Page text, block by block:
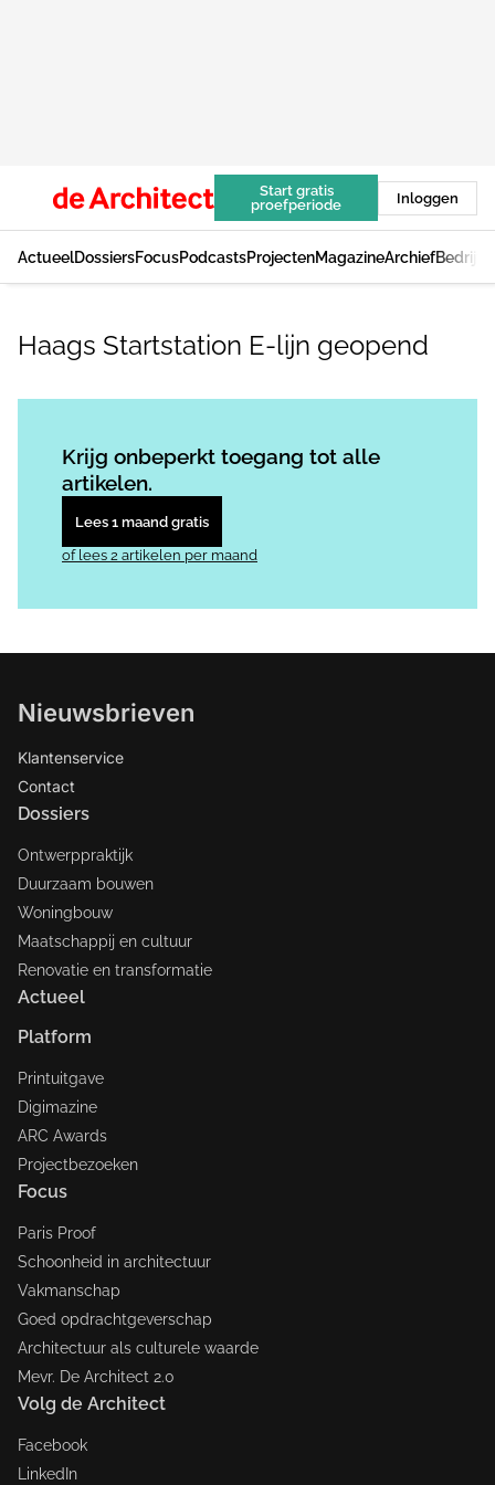
Start gratis
proefperiode
Inloggen
ActueelDossiersFocusPodcastsProjectenMagazineArchief
Haags Startstation E-lijn geopend
Krijg onbeperkt toegang tot alle
artikelen.
Lees 1 maand gratis
of lees 2 artikelen per maand
Nieuwsbrieven
Klantenservice
Contact
Dossiers
Ontwerppraktijk
Duurzaam bouwen
Woningbouw
Maatschappij en cultuur
Renovatie en transformatie
Actueel
Platform
Printuitgave
Digimazine
ARC Awards
Projectbezoeken
Focus
Paris Proof
Schoonheid in architectuur
Vakmanschap
Goed opdrachtgeverschap
Architectuur als culturele waarde
Mevr. De Architect 2.0
Volg de Architect
Facebook
LinkedIn